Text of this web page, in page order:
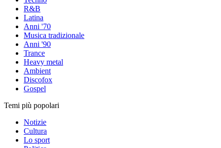
R&B
Latina
Anni '70
Musica tradizionale
Anni '90
Trance
Heavy metal
Ambient
Discofox
Gospel
Temi più popolari
Notizie
Cultura
Lo sport